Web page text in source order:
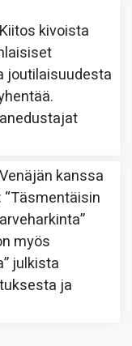
Kiitos kivoista
joutilaisuudesta
kanssa
: “Täsmentäisin
myös
julkista
ja